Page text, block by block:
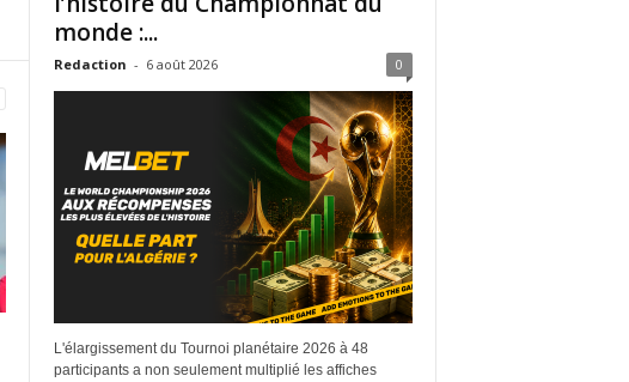
monde :...
Redaction - 6 août 2026 0
L'élargissement du Tournoi planétaire 2026 à 48
participants a non seulement multiplié les affiches